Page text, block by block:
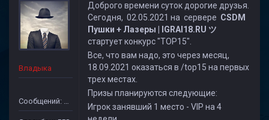
Владыка
Сообщений: 1971
Доброго времени суток дорогие друзья.
Сегодня, 02.05.2021 на сервере CSDM
Пушки + Лазеры | IGRAI18.RU ツ
стартует конкурс "TOP15".
Все, что вам надо, это через месяц,
18.09.2021 оказаться в /top15 на первых
трех местах.
Призы планируются следующие:
Игрок занявший 1 место - VIP на 4